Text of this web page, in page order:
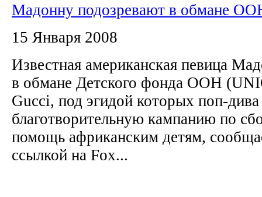
Мадонну подозревают в обмане
15 Января 2008
Известная американская певица
в обмане Детского фонда ООН
Gucci, под эгидой которых поп-
благотворительную кампанию по
помощь африканским детям,
ссылкой на Fox...